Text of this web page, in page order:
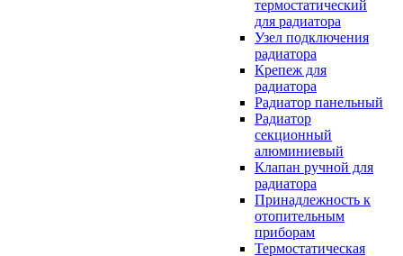
термостатический
для радиатора
Узел подключения
радиатора
Крепеж для
радиатора
Радиатор панельный
Радиатор
секционный
алюминиевый
Клапан ручной для
радиатора
Принадлежность к
отопительным
приборам
Термостатическая